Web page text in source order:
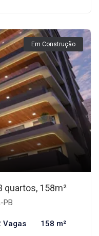
Em Construção
quartos, 158m²
PB
Vagas 158 m²